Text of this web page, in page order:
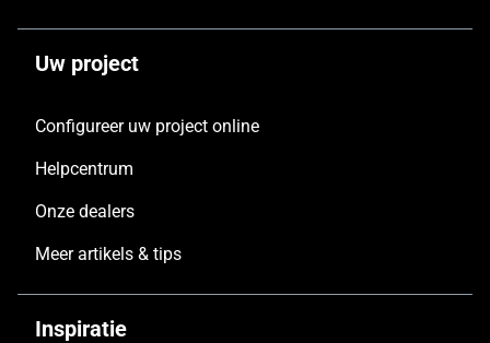
Uw project
Configureer uw project online
Helpcentrum
Onze dealers
Meer artikels & tips
Inspiratie